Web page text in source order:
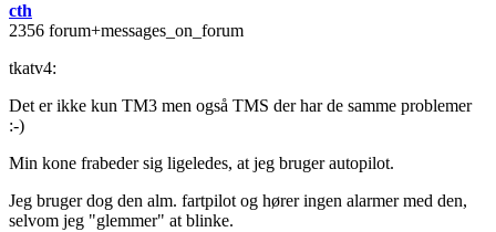
cth
2356 forum+messages_on_forum
tkatv4:
Det er ikke kun TM3 men også TMS der har de samme problemer
:-)
Min kone frabeder sig ligeledes, at jeg bruger autopilot.
Jeg bruger dog den alm. fartpilot og hører ingen alarmer med den,
selvom jeg "glemmer" at blinke.